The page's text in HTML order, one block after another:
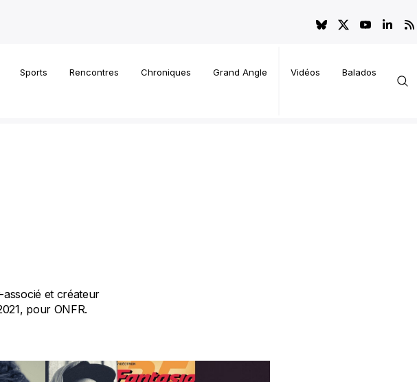
Sports Rencontres Chroniques Grand Angle Vidéos Balados
associé et créateur
pour ONFR.